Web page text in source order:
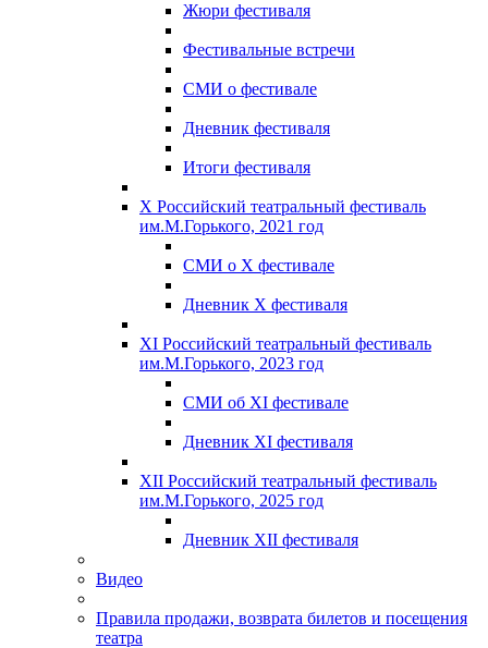
Жюри фестиваля
Фестивальные встречи
СМИ о фестивале
Дневник фестиваля
Итоги фестиваля
X Российский театральный фестиваль
им.М.Горького, 2021 год
СМИ о X фестивале
Дневник X фестиваля
XI Российский театральный фестиваль
им.М.Горького, 2023 год
СМИ об XI фестивале
Дневник XI фестиваля
XII Российский театральный фестиваль
им.М.Горького, 2025 год
Дневник XII фестиваля
Видео
Правила продажи, возврата билетов и посещения
театра